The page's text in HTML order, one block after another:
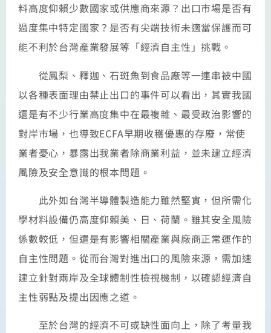
料高度仰賴少數國家或供應商來源？出口市場是否有
過度集中特定國家？是否有尖端技術未適當保護而可
能不利於台灣產業發展等「經濟自主性」挑戰。
從鳳梨、釋迦、石斑魚到食品廠等一連串被中國
以各種表面理由禁止出口的事件可以看出，其實我國
還是有不少行業高度集中在最複雜、最受政治影響的
對岸市場，也導致ECFA早期收穫優惠的存廢，常使
業者憂心，暴露出我業者除商業利益，並未建立經濟
風險及安全意識的根本問題。
此外如台灣半導體製造能力雖然堅實，但所需化
學材料設備仍高度仰賴美、日、荷蘭。雖其安全風險
係數較低，但還是有影響相關產業與廠商正常運作的
自主性問題。從而台灣對進出口的風險來源，需加速
建立針對兩岸及全球體制性檢視機制，以確認經濟自
主性弱點及提出因應之道。
至於台灣的經濟不可或缺性面向上，除了考量我